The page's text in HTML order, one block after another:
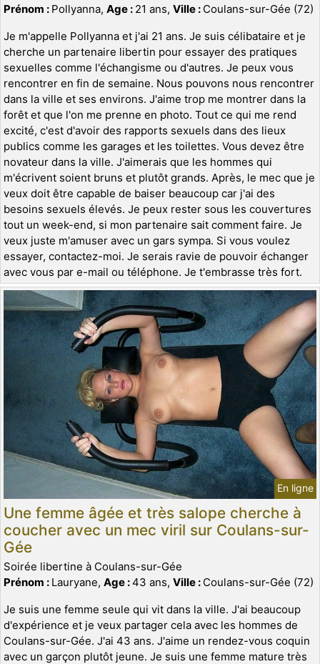
Prénom : Pollyanna, Age : 21 ans, Ville : Coulans-sur-Gée (72)
Je m'appelle Pollyanna et j'ai 21 ans. Je suis célibataire et je
cherche un partenaire libertin pour essayer des pratiques
sexuelles comme l'échangisme ou d'autres. Je peux vous
rencontrer en fin de semaine. Nous pouvons nous rencontrer
dans la ville et ses environs. J'aime trop me montrer dans la
forêt et que l'on me prenne en photo. Tout ce qui me rend
excité, c'est d'avoir des rapports sexuels dans des lieux
publics comme les garages et les toilettes. Vous devez être
novateur dans la ville. J'aimerais que les hommes qui
m'écrivent soient bruns et plutôt grands. Après, le mec que je
veux doit être capable de baiser beaucoup car j'ai des
besoins sexuels élevés. Je peux rester sous les couvertures
tout un week-end, si mon partenaire sait comment faire. Je
veux juste m'amuser avec un gars sympa. Si vous voulez
essayer, contactez-moi. Je serais ravie de pouvoir échanger
avec vous par e-mail ou téléphone. Je t'embrasse très fort.
En ligne
Une femme âgée et très salope cherche à
coucher avec un mec viril sur Coulans-sur-
Gée
Soirée libertine à Coulans-sur-Gée
Prénom : Lauryane, Age :43 ans, Ville : Coulans-sur-Gée (72)
Je suis une femme seule qui vit dans la ville. J'ai beaucoup
d'expérience et je veux partager cela avec les hommes de
Coulans-sur-Gée. J'ai 43 ans. J'aime un rendez-vous coquin
avec un garçon plutôt jeune. Je suis une femme mature très